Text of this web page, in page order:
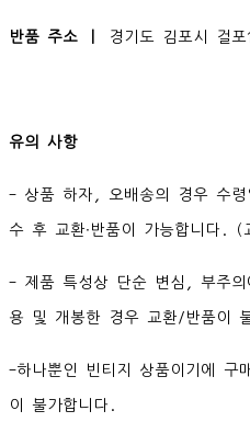
반품 주소 ㅣ 경기도 김포시 걸
유의 사항
- 상품 하자, 오배송의 경우 수령
수 후 교환∙반품이 가능합니다. (
- 제품 특성상 단순 변심, 부주
용 및 개봉한 경우 교환/반품이
-하나뿐인 빈티지 상품이기에 구
이 불가합니다.